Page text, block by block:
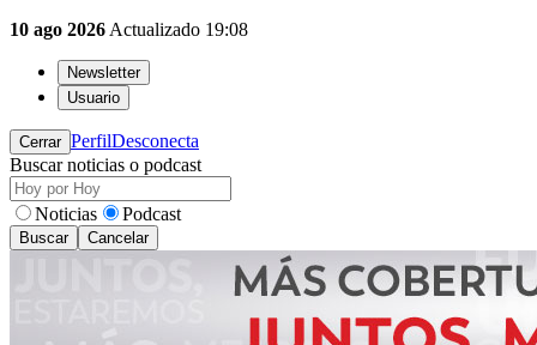
10 ago 2026 Actualizado 19:08
Newsletter
Usuario
Cerrar PerfilDesconecta
Buscar noticias o podcast
Noticias Podcast
Buscar Cancelar